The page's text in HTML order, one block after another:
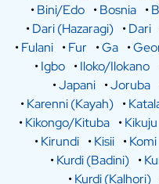
•Bini/Edo •Bosnia •
•Dari (Hazaragi) •Dari
•Fulani •Fur •Ga •
•Igbo •Iloko/Ilokano
•Japani •Joruba
•Karenni (Kayah) •
•Kikongo/Kituba •Kikuju
•Kirundi •Kisii •Komi
•Kurdi (Badini) •
•Kurdi (Kalhori)